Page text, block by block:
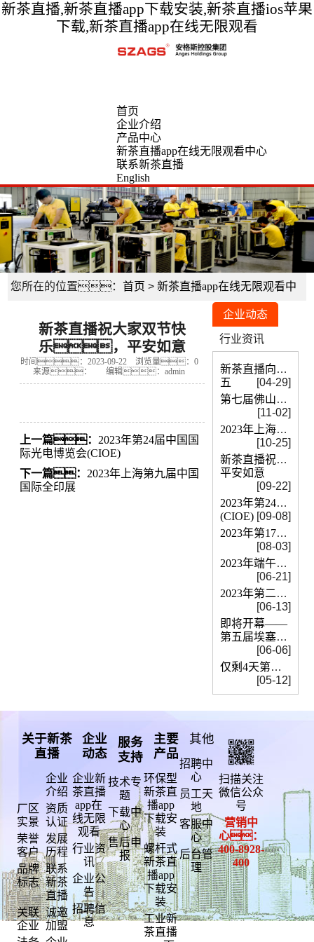
新茶直播,新茶直播app下载安装,新茶直播ios苹果
下载,新茶直播app在线无限观看
首页
企业介绍
产品中心
新茶直播app在线无限观看中心
联系新茶直播
English
您所在的位置：首页 >新茶直播app在线无限观看中
新茶直播祝大家双节快
乐，平安如意
时间：2023-09-22
浏览量：0
来源：
编辑：admin
上一篇： 2023年第24届中国国
际光电博览会(CIOE)
下一篇： 2023年上海第九届中国
国际全印展
企业动态
行业资讯
新茶直播向所有
五
[04-29]
第七届佛山氢能展即将开展
[11-02]
2023年上海第九届中国国际全印展
[10-25]
新茶直播祝大家
平安如意
[09-22]
2023年第24届中
(CIOE) [09-08]
2023年第17届国际真空展览会
[08-03]
2023年端午放假安排通知
[06-21]
2023年第二十一届世界制药原料中国展
[06-13]
即将开幕——
第五届埃塞俄比亚国际塑料
[06-06]
仅剩4天第十五届深圳国际电池技术交流
[05-12]
关于新茶
直播
企业
介绍
厂区
实景
资质
认证
荣誉
客户
发展
历程
品牌
标志
联系
新茶
直播
关联
企业
诚邀
加盟
企业
动态
企业新
茶直播
app在
线无限
观看
行业资
讯
企业公
告
招聘信
息
服务
支持
技术专
题
下载中
心
售后申
报
主要
产品
环保型
新茶直
播app
下载安
装
螺杆式
新茶直
播app
下载安
装
工业新
茶直播
其他
招聘中
心
员工天
地
客服中
心
后台管
理
扫描关注
微信公众
号
营销中
心：
400-8928-
400